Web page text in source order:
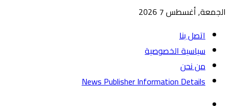
الجمعة, أغسطس 7 2026
اتصل بنا
سياسية الخصوصية
من نحن
News Publisher Information Details